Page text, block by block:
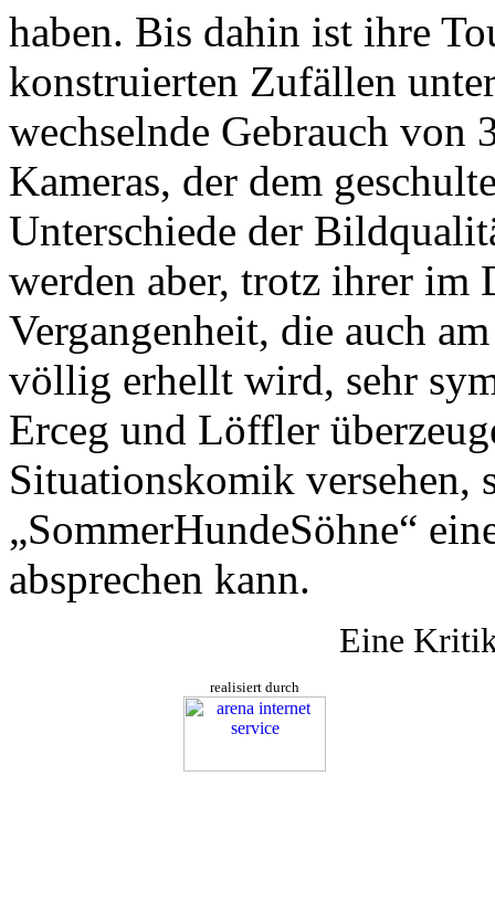
haben. Bis dahin ist ihre
konstruierten Zufällen
wechselnde Gebrauch
Kameras, der dem
Unterschiede der
werden aber, trotz ihrer im
Vergangenheit, die auch
völlig erhellt wird, sehr
Erceg und Löffler
Situationskomik versehen,
„SommerHundeSöhne“
absprechen kann.
Eine
realisiert durch